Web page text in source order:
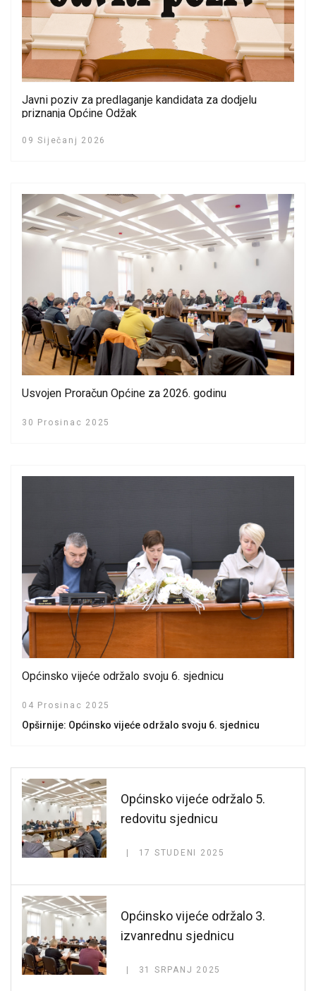
Javni poziv za predlaganje kandidata za dodjelu
priznanja Općine Odžak
09 Siječanj 2026
Usvojen Proračun Općine za 2026. godinu
30 Prosinac 2025
Općinsko vijeće održalo svoju 6. sjednicu
04 Prosinac 2025
Opširnije: Općinsko vijeće održalo svoju 6. sjednicu
Općinsko vijeće održalo 5.
redovitu sjednicu
17 STUDENI 2025
Općinsko vijeće održalo 3.
izvanrednu sjednicu
31 SRPANJ 2025